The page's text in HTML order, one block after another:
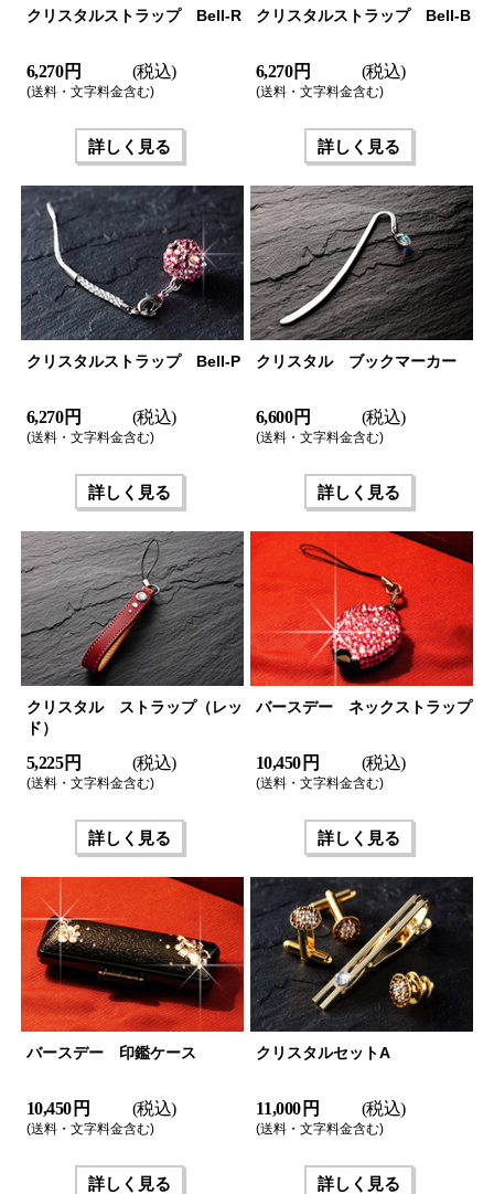
クリスタルストラップ Bell-R
6,270 円 (税込)
(送料・文字料金含む)
詳しく見る
クリスタルストラップ Bell-B
6,270 円 (税込)
(送料・文字料金含む)
詳しく見る
クリスタルストラップ Bell-P
6,270 円 (税込)
(送料・文字料金含む)
詳しく見る
クリスタル ブックマーカー
6,600 円 (税込)
(送料・文字料金含む)
詳しく見る
クリスタル ストラップ（レッ
ド）
5,225 円 (税込)
(送料・文字料金含む)
詳しく見る
バースデー ネックストラップ
10,450 円 (税込)
(送料・文字料金含む)
詳しく見る
バースデー 印鑑ケース
10,450 円 (税込)
(送料・文字料金含む)
詳しく見る
クリスタルセットA
11,000 円 (税込)
(送料・文字料金含む)
詳しく見る